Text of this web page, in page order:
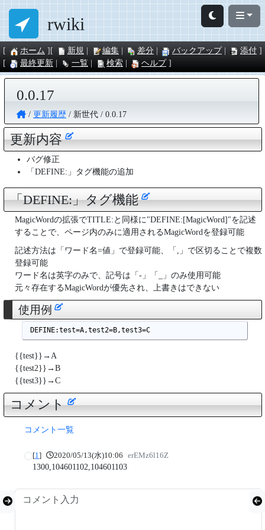
rwiki
ホーム 新規 編集 差分 バックアップ
添付
最終更新
一覧 検索 ヘルプ
0.0.17
更新履歴 新世代 0.0.17
更新内容
バグ修正
「DEFINE:」タグ機能の追加
「DEFINE:」タグ機能
MagicWordの拡張でTITLE:と同様に"DEFINE:[MagicWord]"を記述
することで、ページ内のみに適用されるMagicWordを登録可能
記述方法は「ワード名=値」で登録可能、「,」で区切ることで複数
登録可能
ワード名は英字のみで、記号は「-」「_」のみ使用可能
元々存在するMagicWordが優先され、上書きはできない
使用例
DEFINE:test=A,test2=B,test3=C
{{test}}→A
{{test2}}→B
{{test3}}→C
コメント
コメント一覧
[1 ] 2020/05/13(水)10:06 erEMz6l16Z
1300,104601102,104601103